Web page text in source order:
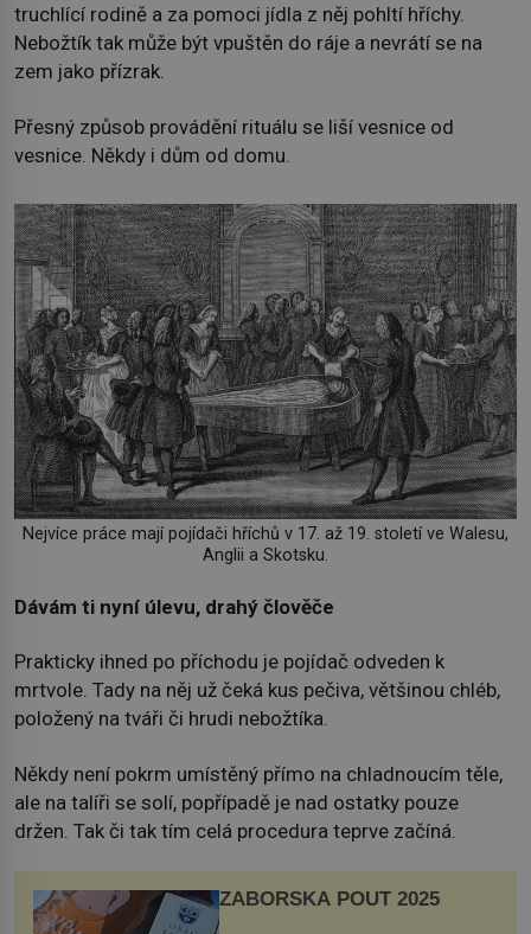
truchlící rodině a za pomoci jídla z něj pohltí hříchy.
Nebožtík tak může být vpuštěn do ráje a nevrátí se na
zem jako přízrak.
Přesný způsob provádění rituálu se liší vesnice od
vesnice. Někdy i dům od domu.
Nejvíce práce mají pojídači hříchů v 17. až 19. století ve Walesu,
Anglii a Skotsku.
Dávám ti nyní úlevu, drahý člověče
Prakticky ihned po příchodu je pojídač odveden k
mrtvole. Tady na něj už čeká kus pečiva, většinou chléb,
položený na tváři či hrudi nebožtíka.
Někdy není pokrm umístěný přímo na chladnoucím těle,
ale na talíři se solí, popřípadě je nad ostatky pouze
držen. Tak či tak tím celá procedura teprve začíná.
ZÁBOŘSKÁ POUŤ 2025